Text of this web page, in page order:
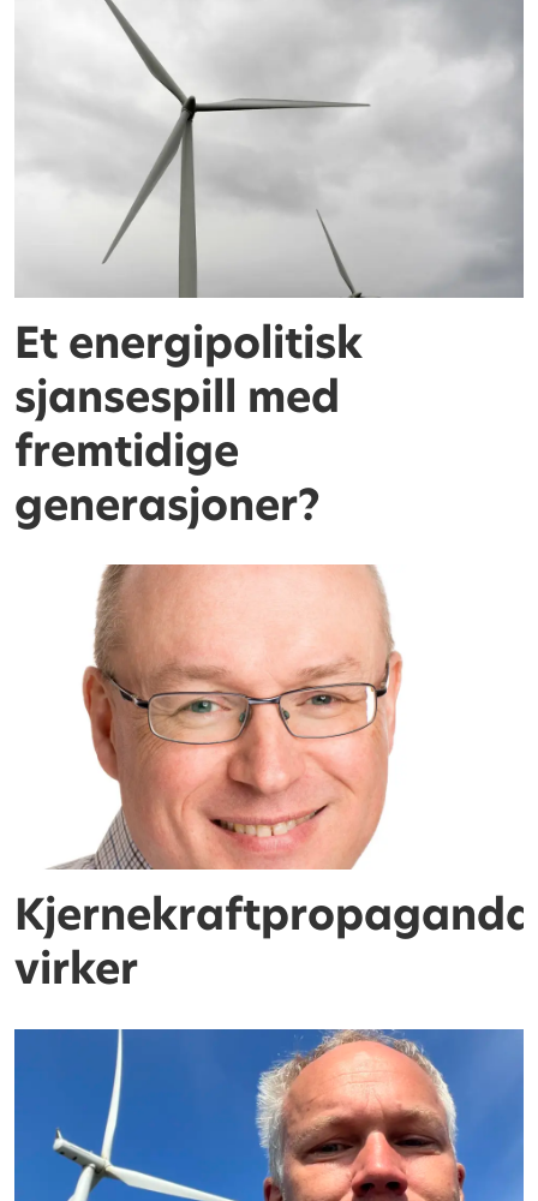
Et energipolitisk
sjansespill med
fremtidige
generasjoner?
Kjernekraftpropaganda
virker